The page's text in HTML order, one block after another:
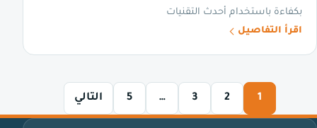
بكفاءة باستخدام أحدث التقنيات
اقرأ التفاصيل
1
2
3
…
5 التالي